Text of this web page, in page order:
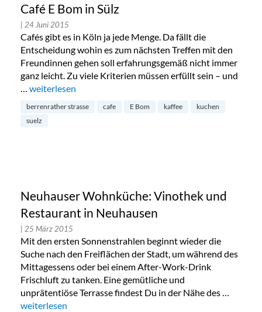
Café E Bom in Sülz
| 24 Juni 2015
Cafés gibt es in Köln ja jede Menge. Da fällt die
Entscheidung wohin es zum nächsten Treffen mit den
Freundinnen gehen soll erfahrungsgemäß nicht immer
ganz leicht. Zu viele Kriterien müssen erfüllt sein – und
… „Café E Bom in Sülz“
weiterlesen
berrenrather strasse cafe E Bom kaffee
kuchen
suelz
Neuhauser Wohnküche: Vinothek und
Restaurant in Neuhausen
| 25 März 2015
Mit den ersten Sonnenstrahlen beginnt wieder die
Suche nach den Freiflächen der Stadt, um während des
Mittagessens oder bei einem After-Work-Drink
Frischluft zu tanken. Eine gemütliche und
unprätentiöse Terrasse findest Du in der Nähe des …
„Neuhauser Wohnküche: Vinothek und Restaurant in
weiterlesen